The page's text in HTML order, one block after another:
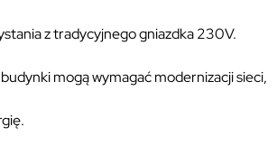
z tradycyjnego gniazdka 230V.
mogą wymagać modernizacji sieci,